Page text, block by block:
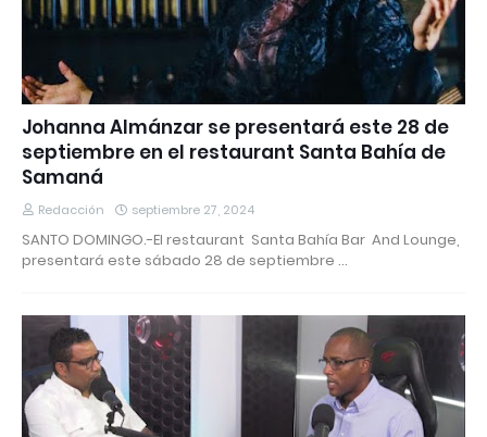
Johanna Almánzar se presentará este 28 de
septiembre en el restaurant Santa Bahía de
Samaná
Redacción septiembre 27, 2024
SANTO DOMINGO.-El restaurant Santa Bahía Bar And Lounge,
presentará este sábado 28 de septiembre …